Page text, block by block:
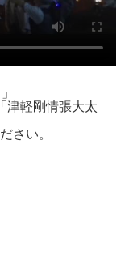
津軽剛情張大太
さい。